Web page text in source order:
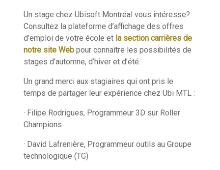
Un stage chez Ubisoft Montréal vous intéresse?
Consultez la plateforme d’affichage des offres
d’emploi de votre école et la section carrières de
notre site Web pour connaître les possibilités de
stages d’automne, d’hiver et d’été.
Un grand merci aux stagiaires qui ont pris le
temps de partager leur expérience chez Ubi MTL :
· Filipe Rodrigues, Programmeur 3D sur Roller
Champions
· David Lafrenière, Programmeur outils au Groupe
technologique (TG)